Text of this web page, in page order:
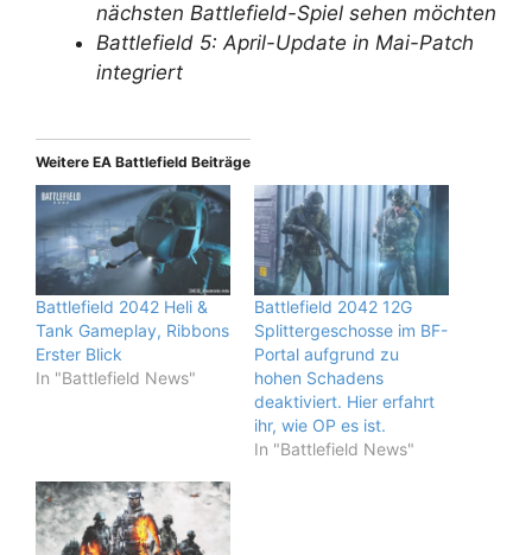
nächsten Battlefield-Spiel sehen möchten
Battlefield 5: April-Update in Mai-Patch
integriert
Weitere EA Battlefield Beiträge
Battlefield 2042 Heli &
Tank Gameplay, Ribbons
Erster Blick
In "Battlefield News"
Battlefield 2042 12G
Splittergeschosse im BF-
Portal aufgrund zu
hohen Schadens
deaktiviert. Hier erfahrt
ihr, wie OP es ist.
In "Battlefield News"